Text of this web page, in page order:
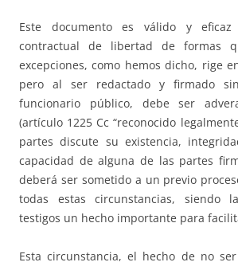
Este documento es válido y
contractual de libertad de formas
excepciones, como hemos dicho, rige
pero al ser redactado y firmado
funcionario público, debe ser
(artículo 1225 Cc “reconocido
partes discute su existencia,
capacidad de alguna de las partes
deberá ser sometido a un previo
todas estas circunstancias, siendo
testigos un hecho importante para
Esta circunstancia, el hecho de no